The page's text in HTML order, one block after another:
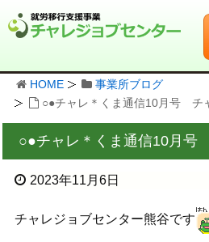
HOME
事業所ブログ
○●チャレ＊くま通信10月号 チ
○●チャレ＊くま通信10月
2023年11月6日
チャレジョブセンター熊谷です